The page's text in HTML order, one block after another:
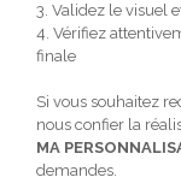
3. Validez le visuel
4. Vérifiez
finale
Si vous souhaitez
nous confier la
MA
demandes.